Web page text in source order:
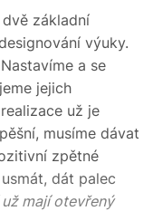
základní
výuky.
a se
jejich
už je
musíme dávat
zpětné
dát palec
už mají otevřený